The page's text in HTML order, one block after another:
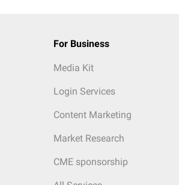
For Business
Media Kit
Login Services
Content Marketing
Market Research
CME sponsorship